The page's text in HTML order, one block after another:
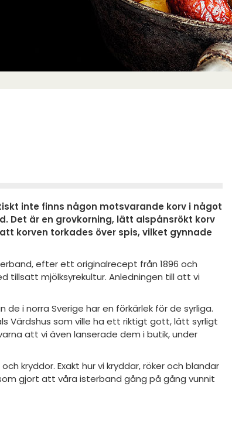
inte finns någon motsvarande korv i något
Det är en grovkorning, lätt alspånsrökt korv
korven torkades över spis, vilket gynnade
efter ett originalrecept från 1896 och
tillsatt mjölksyrekultur. Anledningen till att vi
i norra Sverige har en förkärlek för de syrliga.
Värdshus som ville ha ett riktigt gott, lätt syrligt
att vi även lanserade dem i butik, under
kryddor. Exakt hur vi kryddar, röker och blandar
gjort att våra isterband gång på gång vunnit